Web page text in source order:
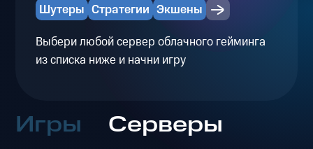
Шутеры Стратегии Экшены
Выбери любой сервер облачного гейминга
из списка ниже и начни игру
Игры Серверы